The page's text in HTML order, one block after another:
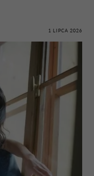
1 LIPCA 2026